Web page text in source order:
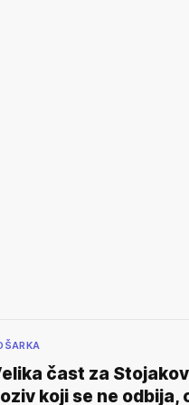
čast za
koji se ne odbija,